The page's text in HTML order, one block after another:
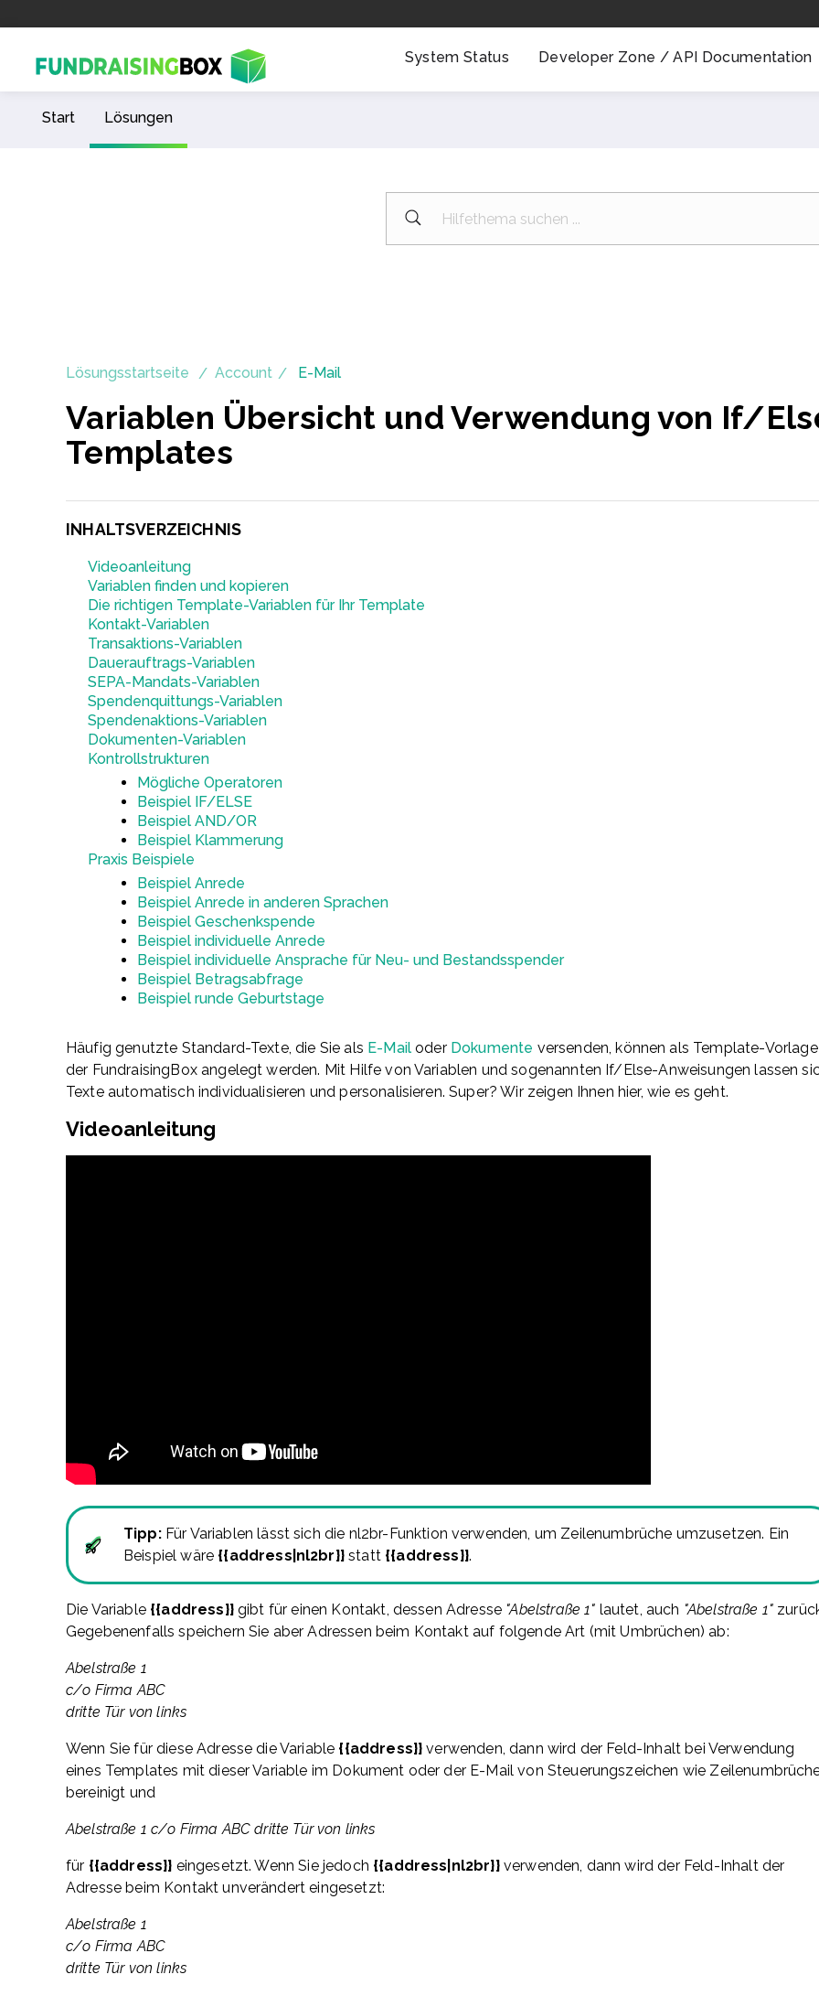
System Status Developer Zone / API Documentation
Start Lösungen
Lösungsstartseite Account E-Mail
Variablen Übersicht und Verwendung von If/
Templates
INHALTSVERZEICHNIS
Videoanleitung
Variablen finden und kopieren
Die richtigen Template-Variablen für Ihr Template
Kontakt-Variablen
Transaktions-Variablen
Dauerauftrags-Variablen
SEPA-Mandats-Variablen
Spendenquittungs-Variablen
Spendenaktions-Variablen
Dokumenten-Variablen
Kontrollstrukturen
Mögliche Operatoren
Beispiel IF/ELSE
Beispiel AND/OR
Beispiel Klammerung
Praxis Beispiele
Beispiel Anrede
Beispiel Anrede in anderen Sprachen
Beispiel Geschenkspende
Beispiel individuelle Anrede
Beispiel individuelle Ansprache für Neu- und Bestandsspender
Beispiel Betragsabfrage
Beispiel runde Geburtstage
Häufig genutzte Standard-Texte, die Sie als E-Mail oder Dokumente versenden, können als Template-
der FundraisingBox angelegt werden. Mit Hilfe von Variablen und sogenannten If/Else-Anweisungen lassen
Texte automatisch individualisieren und personalisieren. Super? Wir zeigen Ihnen hier, wie es geht.
Videoanleitung
Tipp:Für Variablen lässt sich die nl2br-Funktion verwenden, um Zeilenumbrüche umzusetzen. Ein
Beispiel wäre {{address|nl2br}}statt {{address}}.
Die Variable {{address}}gibt für einen Kontakt, dessen Adresse "Abelstraße 1" lautet, auch "Abelstraße 1"
Gegebenenfalls speichern Sie aber Adressen beim Kontakt auf folgende Art (mit Umbrüchen) ab:
Abelstraße 1
c/o Firma ABC
dritte Tür von links
Wenn Sie für diese Adresse die Variable {{address}}verwenden, dann wird der Feld-Inhalt bei Verwendung
eines Templates mit dieser Variable im Dokument oder der E-Mail von Steuerungszeichen wie
bereinigt und
Abelstraße 1 c/o Firma ABC dritte Tür von links
für {{address}} eingesetzt. Wenn Sie jedoch {{address|nl2br}} verwenden, dann wird der Feld-Inhalt der
Adresse beim Kontakt unverändert eingesetzt:
Abelstraße 1
c/o Firma ABC
dritte Tür von links